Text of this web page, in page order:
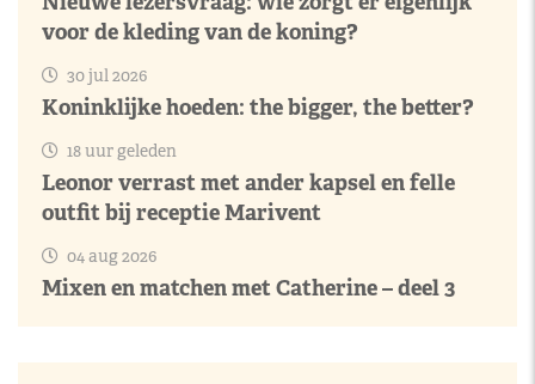
voor de kleding van de koning?
30 jul 2026
Koninklijke hoeden: the bigger, the better?
18 uur geleden
Leonor verrast met ander kapsel en felle
outfit bij receptie Marivent
04 aug 2026
Mixen en matchen met Catherine – deel 3